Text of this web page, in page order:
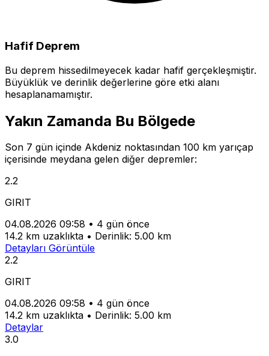
Hafif Deprem
Bu deprem hissedilmeyecek kadar hafif gerçekleşmiştir.
Büyüklük ve derinlik değerlerine göre etki alanı
hesaplanamamıştır.
Yakın Zamanda Bu Bölgede
Son 7 gün içinde Akdeniz noktasından 100 km yarıçap
içerisinde meydana gelen diğer depremler:
2.2
GIRIT
04.08.2026 09:58 • 4 gün önce
14.2 km uzaklıkta • Derinlik: 5.00 km
Detayları Görüntüle
2.2
GIRIT
04.08.2026 09:58 • 4 gün önce
14.2 km uzaklıkta • Derinlik: 5.00 km
Detaylar
3.0